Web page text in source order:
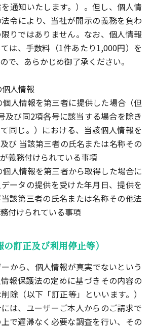
通知いたします。）。但し、個人情
令により、当社が開示の義務を負わ
りではありません。なお、個人情報
は、手数料（1件あたり1,000円）を
で、あらかじめ御了承ください。
人情報
人情報を第三者に提供した場合（但
及び同2項各号に該当する場合を除き
同じ。）における、当該個人情報を
び 当該第三者の氏名または名称その
義務付けられている事項
人情報を第三者から取得した場合に
ータの提供を受けた年月日、提供を
該第三者の氏名または名称その他法
付けられている事項
訂正及び利用停止等）
から、個人情報が真実でないという
報保護法の定めに基づきその内容の
除（以下「訂正等」といいます。）
は、ユーザーご本人からのご請求で
で遅滞なく必要な調査を行い、その